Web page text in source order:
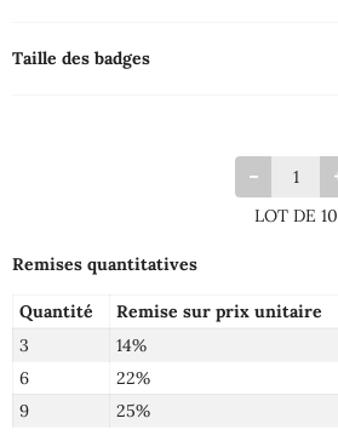
Taille des badges
LOT DE 10
Remises quantitatives
Quantité Remise sur prix unitaire
3
14%
6
22%
9
25%